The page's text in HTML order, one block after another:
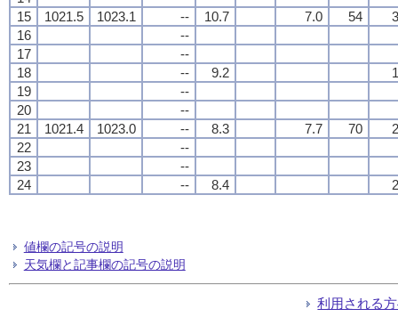
15
1021.5 1023.1 -- 10.7 7.0 54
16
--
17
--
18
-- 9.2
19
--
20
--
21
1021.4 1023.0 -- 8.3 7.7 70
22
--
23
--
24
-- 8.4
値欄の記号の説明
天気欄と記事欄の記号の説明
利用される